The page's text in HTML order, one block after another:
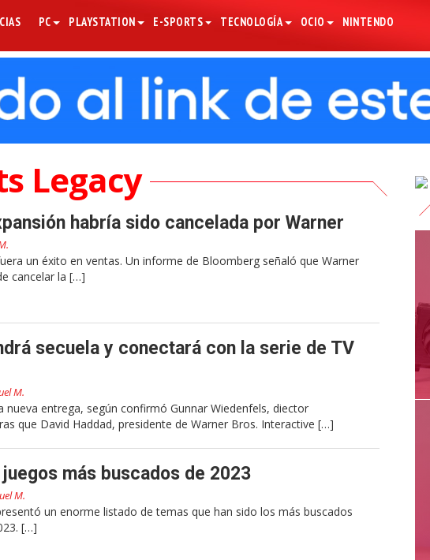
PC PLAYSTATION E-SPORTS TECNOLOGÍA OCIO NINTENDO
Legacy
habría sido cancelada por Warner
un éxito en ventas. Un informe de Bloomberg señaló que Warner
cancelar la […]
secuela y conectará con la serie de TV
M.
nueva entrega, según confirmó Gunnar Wiedenfels, diector
que David Haddad, presidente de Warner Bros. Interactive […]
más buscados de 2023
M.
un enorme listado de temas que han sido los más buscados
[…]